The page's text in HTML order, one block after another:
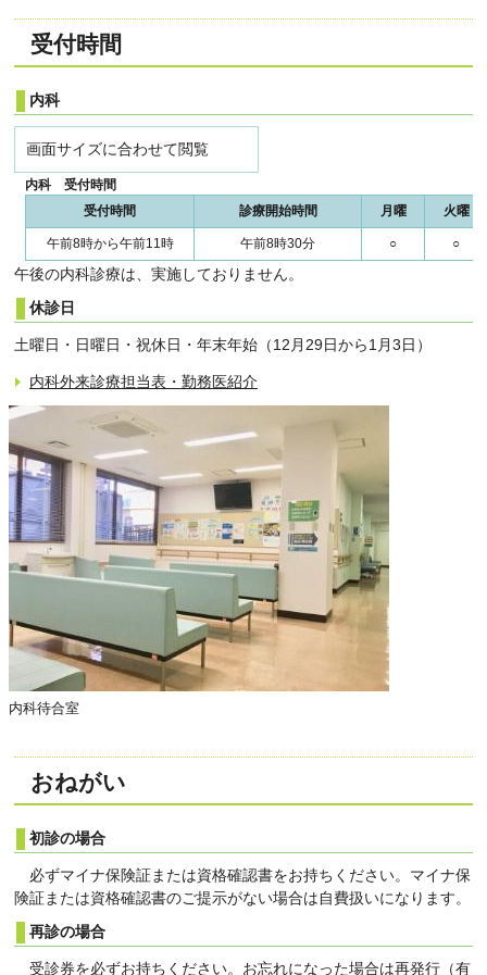
受付時間
内科
画面サイズに合わせて閲覧
内科 受付時間
受付時間
診療開始時間 月曜 火曜
午前8時から午前11時 午前8時30分 ○ ○
午後の内科診療は、実施しておりません。
休診日
土曜日・日曜日・祝休日・年末年始（12月29日から1月3日）
内科外来診療担当表・勤務医紹介
内科待合室
おねがい
初診の場合
必ずマイナ保険証または資格確認書をお持ちください。マイナ保
険証または資格確認書のご提示がない場合は自費扱いになります。
再診の場合
受診券を必ずお持ちください。お忘れになった場合は再発行（有